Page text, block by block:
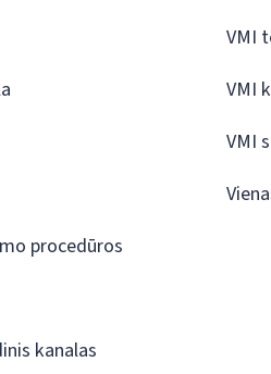
procedūros
kanalas
VMI
VMI
VMI